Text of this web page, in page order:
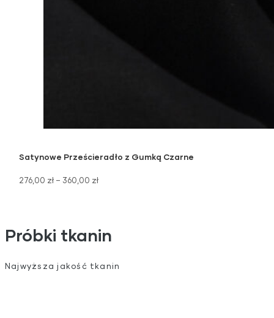
Satynowe Prześcieradło z Gumką Czarne
276,00 zł – 360,00 zł
Próbki tkanin
Najwyższa jakość tkanin